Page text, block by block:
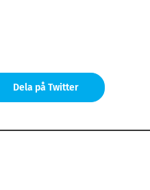
Dela på Twitter